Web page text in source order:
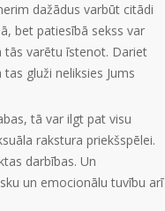
dažādus varbūt citādi
bet patiesībā sekss var
tās varētu īstenot. Dariet
gluži neliksies Jums
tā var ilgt pat visu
rakstura priekšspēlei.
darbības. Un
un emocionālu tuvību arī